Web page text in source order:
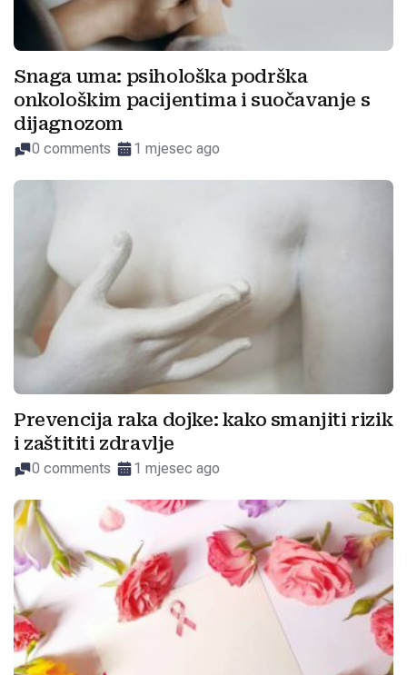
Snaga uma: psihološka podrška
onkološkim pacijentima i suočavanje s
dijagnozom
0 comments 1 mjesec ago
Prevencija raka dojke: kako smanjiti rizik
i zaštititi zdravlje
0 comments 1 mjesec ago